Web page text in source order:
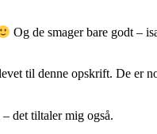
Og de smager bare godt –
til denne opskrift. De er
det tiltaler mig også.